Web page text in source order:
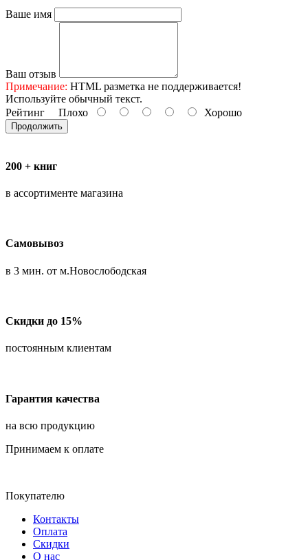
Ваше имя
Ваш отзыв
Примечание: HTML разметка не поддерживается!
Используйте обычный текст.
Рейтинг Плохо Хорошо
Продолжить
200 + книг
в ассортименте магазина
Самовывоз
в 3 мин. от м.Новослободская
Скидки до 15%
постоянным клиентам
Гарантия качества
на всю продукцию
Принимаем к оплате
Покупателю
Контакты
Оплата
Скидки
О нас